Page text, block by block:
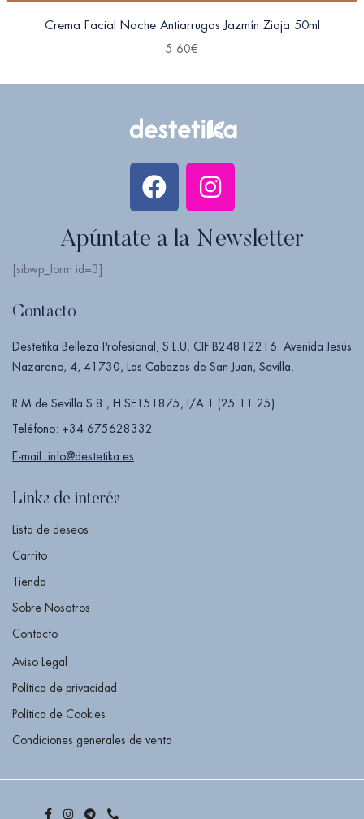
Crema Facial Noche Antiarrugas Jazmín Ziaja 50ml
5.60€
Apúntate a la Newsletter
[sibwp_form id=3]
Contacto
Destetika Belleza Profesional, S.L.U. CIF B24812216. Avenida Jesús
Nazareno, 4, 41730, Las Cabezas de San Juan, Sevilla.
R.M de Sevilla S 8 , H SE151875, I/A 1 (25.11.25).
Teléfono: +34 675628332
E-mail: info@destetika.es
Links de interés
Lista de deseos
Carrito
Tienda
Sobre Nosotros
Contacto
Aviso Legal
Política de privacidad
Política de Cookies
Condiciones generales de venta